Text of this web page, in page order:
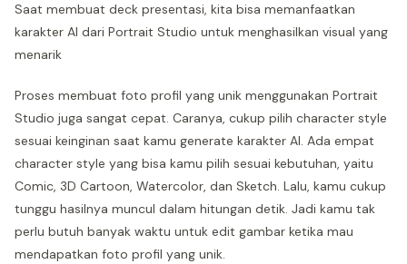
Saat membuat deck presentasi, kita bisa memanfaatkan
karakter AI dari Portrait Studio untuk menghasilkan visual yang
menarik
Proses membuat foto profil yang unik menggunakan Portrait
Studio juga sangat cepat. Caranya, cukup pilih character style
sesuai keinginan saat kamu generate karakter AI. Ada empat
character style yang bisa kamu pilih sesuai kebutuhan, yaitu
Comic, 3D Cartoon, Watercolor, dan Sketch. Lalu, kamu cukup
tunggu hasilnya muncul dalam hitungan detik. Jadi kamu tak
perlu butuh banyak waktu untuk edit gambar ketika mau
mendapatkan foto profil yang unik.